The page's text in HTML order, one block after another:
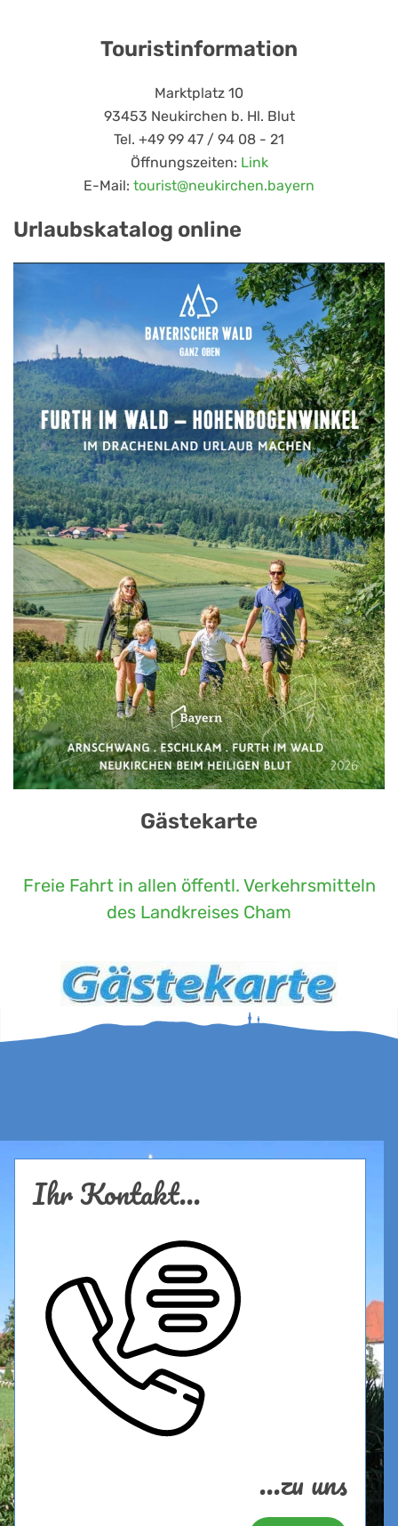
Touristinformation
Marktplatz 10
93453 Neukirchen b. Hl. Blut
Tel. +49 99 47 / 94 08 - 21
Öffnungszeiten: Link
E-Mail: tourist@neukirchen.bayern
Urlaubskatalog online
Gästekarte
Freie Fahrt in allen öffentl. Verkehrsmitteln
des Landkreises Cham
Ihr Kontakt...
...zu uns